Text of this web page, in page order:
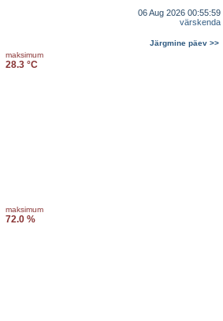
06 Aug 2026 00:55:59
värskenda
Järgmine päev >>
maksimum
28.3 °C
maksimum
72.0 %